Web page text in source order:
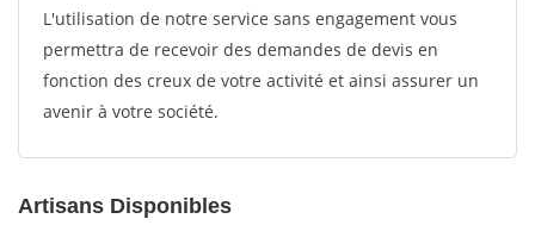
L'utilisation de notre service sans engagement vous
permettra de recevoir des demandes de devis en
fonction des creux de votre activité et ainsi assurer un
avenir à votre société.
Artisans Disponibles